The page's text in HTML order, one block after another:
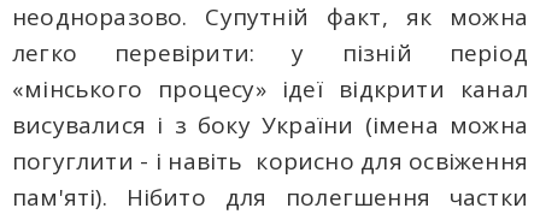
неодноразово. Супутній факт, як можна
легко перевірити: у пізній період
«мінського процесу» ідеї відкрити канал
висувалися і з боку України (імена можна
погуглити - і навіть корисно для освіження
пам'яті). Нібито для полегшення частки